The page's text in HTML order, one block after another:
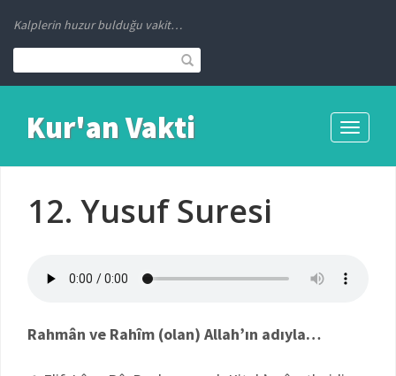
Kalplerin huzur bulduğu vakit…
Toggle
Kur'an Vakti
12. Yusuf Suresi
Rahmân ve Rahîm (olan) Allah’ın adıyla…